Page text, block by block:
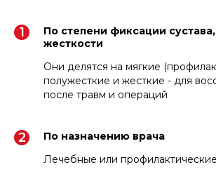
По степени фиксации
жесткости
Они делятся на мягкие
полужесткие и жесткие - для
после травм и операций
По назначению врача
Лечебные или профилактические